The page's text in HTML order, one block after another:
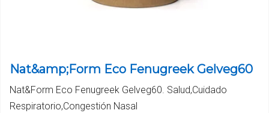
Nat&amp;Form Eco Fenugreek Gelveg60
Nat&Form Eco Fenugreek Gelveg60. Salud,Cuidado
Respiratorio,Congestión Nasal